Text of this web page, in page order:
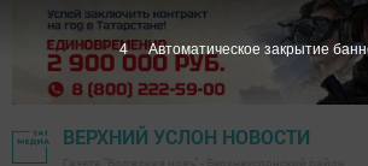
ВЕРХНИЙ УСЛОН НОВОСТИ
3 Автоматическое закрытие